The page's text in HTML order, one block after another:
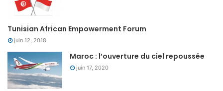
Tunisian African Empowerment Forum
juin 12, 2018
Maroc : l’ouverture du ciel repoussée
juin 17, 2020